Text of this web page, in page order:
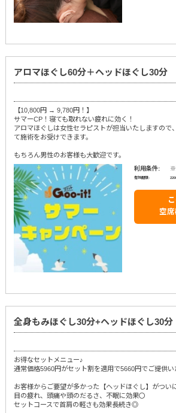
アロマほぐし60分＋ヘッドほぐし30分
【10,800円 → 9,780円！】
サマーCP！寝ても取れない疲れに効く！
アロマほぐしは女性セラピストが担当いたしますので
て施術をお受けできます。
もちろん男性のお客様も大歓迎です。
利用条件: ※
有効期限:
空
全身もみほぐし30分+ヘッドほぐし30分
お得なセットメニュー♪
通常価格5960円がセット割を適用で5660円でご提供い
お客様からご要望が多かった【ヘッドほぐし】がつい
目の疲れ、頭痛や頭のだるさ、不眠に効果〇
セットコースで首肩の軽さも効果長続き◎